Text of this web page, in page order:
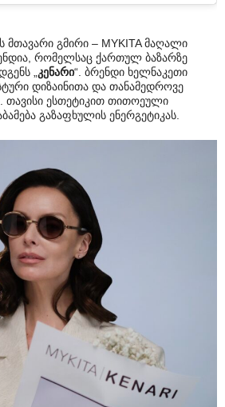
მთავარი გმირი – MYKITA მაღალი
რომელსაც ქართულ ბაზარზე
„ კენარი“. ბრენდი ხელნაკეთი
დიზაინითა და თანამედროვე
თავისი ესთეტიკით თითოეული
გაზაფხულის ენერგეტიკას.